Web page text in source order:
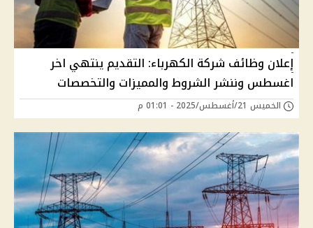
إعلان وظائف شركة الكهرباء: التقديم ينتهي اخر
اغسطس وننشر الشروط والمميزات والتخصصات
الخميس 21/أغسطس/2025 - 01:01 م